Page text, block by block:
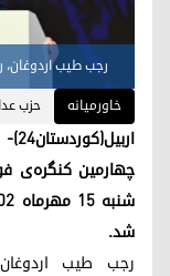
رجب طیب
خاورمیانه
حزب
شد.